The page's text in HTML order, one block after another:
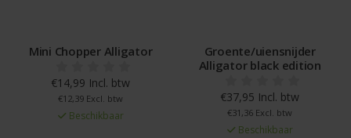
Mini Chopper Alligator
€14,99 Incl. btw
€12,39 Excl. btw
Beschikbaar
Groente/uiensnijder
Alligator black edition
€37,95 Incl. btw
€31,36 Excl. btw
Beschikbaar